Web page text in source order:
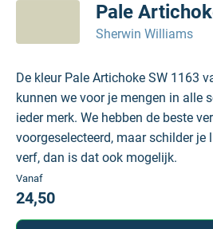
Pale
Sherwin Williams
De kleur Pale Artichoke SW 1163
kunnen we voor je mengen in alle
ieder merk. We hebben de beste
voorgeselecteerd, maar schilder je
verf, dan is dat ook mogelijk.
Vanaf
24,50